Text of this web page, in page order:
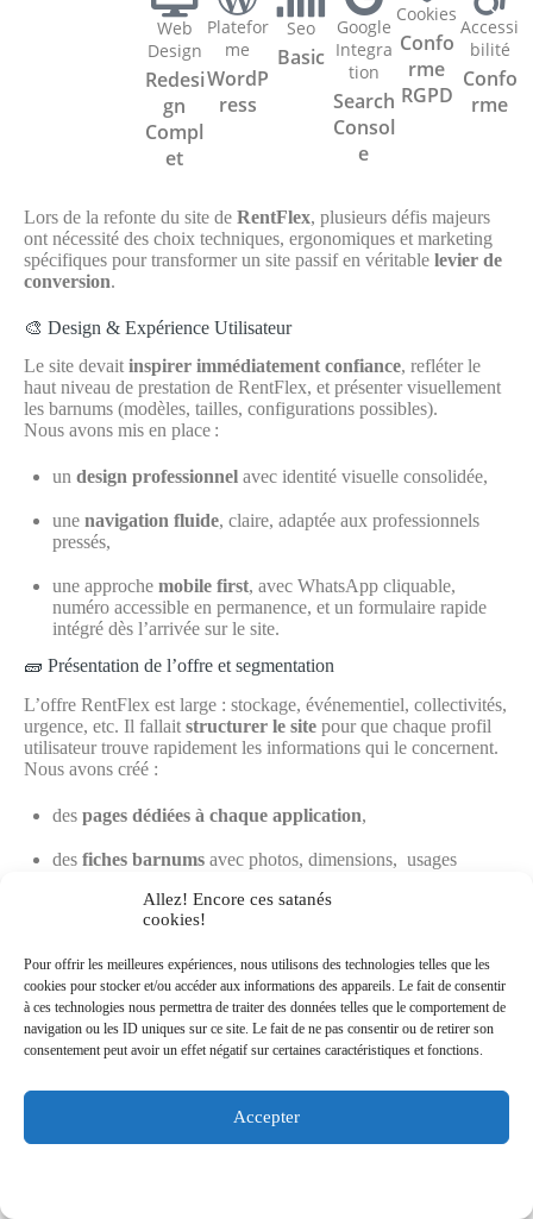
Allez! Encore ces satanés
cookies!
Pour offrir les meilleures expériences, nous utilisons des technologies telles que les
cookies pour stocker et/ou accéder aux informations des appareils. Le fait de consentir
à ces technologies nous permettra de traiter des données telles que le comportement de
navigation ou les ID uniques sur ce site. Le fait de ne pas consentir ou de retirer son
consentement peut avoir un effet négatif sur certaines caractéristiques et fonctions.
Accepter
Web
Design
Redesi
gn
Compl
et
Platefor
me
WordP
ress
Seo
Basic
Google
Integra
tion
Search
Consol
e
Cookies
Confo
rme
RGPD
Accessi
bilité
Confo
rme
Lors de la refonte du site de RentFlex, plusieurs défis majeurs
ont nécessité des choix techniques, ergonomiques et marketing
spécifiques pour transformer un site passif en véritable levier de
conversion.
🎨 Design & Expérience Utilisateur
Le site devait inspirer immédiatement confiance, refléter le
haut niveau de prestation de RentFlex, et présenter visuellement
les barnums (modèles, tailles, configurations possibles).
Nous avons mis en place :
un design professionnel avec identité visuelle consolidée,
une navigation fluide, claire, adaptée aux professionnels
pressés,
une approche mobile first, avec WhatsApp cliquable,
numéro accessible en permanence, et un formulaire rapide
intégré dès l’arrivée sur le site.
🧱 Présentation de l’offre et segmentation
L’offre RentFlex est large : stockage, événementiel, collectivités,
urgence, etc. Il fallait structurer le site pour que chaque profil
utilisateur trouve rapidement les informations qui le concernent.
Nous avons créé :
des pages dédiées à chaque application,
des fiches barnums avec photos, dimensions, usages
une mise en avant des
VISITER LE SITE
location